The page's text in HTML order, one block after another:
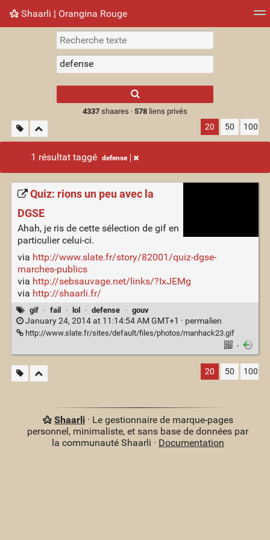
Shaarli ¦ Orangina Rouge
Nuage de tags Mur d'images
results.
4337shaares · 578liens privés
20 50 100
1 résultat taggé defense
Quiz: rions un peu avec la
DGSE
Ahah, je ris de cette sélection de gif en
particulier celui-ci.
via http://www.slate.fr/story/82001/quiz-dgse-
marches-publics
via http://sebsauvage.net/links/?IxJEMg
via http://shaarli.fr/
gif · fail · lol · defense · gouv
January 24, 2014 at 11:14:54 AM GMT+1 · permalien
http://www.slate.fr/sites/default/files/photos/manhack23.gif
·
20 50 100
Shaarli· Le gestionnaire de marque-pages
personnel, minimaliste, et sans base de données par
la communauté Shaarli · Documentation